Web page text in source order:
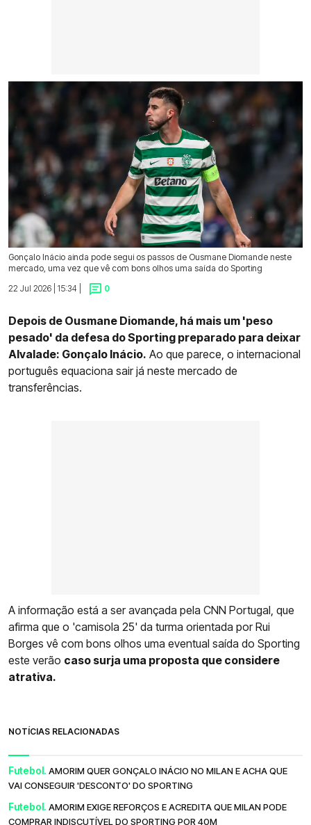
Gonçalo Inácio ainda pode segui os passos de Ousmane Diomande neste
mercado, uma vez que vê com bons olhos uma saída do Sporting
22 Jul 2026 | 15:34 |
0
Depois de Ousmane Diomande, há mais um 'peso
pesado' da defesa do Sporting preparado para deixar
Alvalade: Gonçalo Inácio. Ao que parece, o internacional
português equaciona sair já neste mercado de
transferências.
A informação está a ser avançada pela CNN Portugal, que
afirma que o 'camisola 25' da turma orientada por Rui
Borges vê com bons olhos uma eventual saída do Sporting
este verão caso surja uma proposta que considere
atrativa.
NOTÍCIAS RELACIONADAS
Futebol. AMORIM QUER GONÇALO INÁCIO NO MILAN E ACHA QUE
VAI CONSEGUIR 'DESCONTO' DO SPORTING
Futebol. AMORIM EXIGE REFORÇOS E ACREDITA QUE MILAN PODE
COMPRAR INDISCUTÍVEL DO SPORTING POR 40M